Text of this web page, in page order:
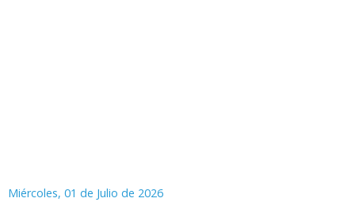
Miércoles, 01 de Julio de 2026